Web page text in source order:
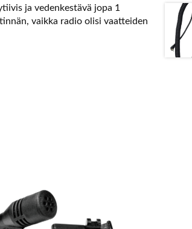
ja vedenkestävä jopa 1
vaikka radio olisi vaatteiden